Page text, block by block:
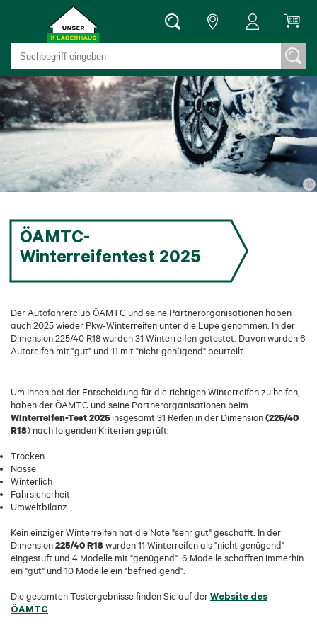
©
ÖAMTC-
Winterreifentest 2025
Der Autofahrerclub ÖAMTC und seine Partnerorganisationen haben
auch 2025 wieder Pkw-Winterreifen unter die Lupe genommen. In der
Dimension 225/40 R18 wurden 31 Winterreifen getestet. Davon wurden 6
Autoreifen mit "gut" und 11 mit "nicht genügend" beurteilt.
Um Ihnen bei der Entscheidung für die richtigen Winterreifen zu helfen,
haben der ÖAMTC und seine Partnerorganisationen beim
Winterreifen-Test 2025 insgesamt 31 Reifen in der Dimension(225/40
R18) nach folgenden Kriterien geprüft:
Trocken
Nässe
Winterlich
Fahrsicherheit
Umweltbilanz
Kein einziger Winterreifen hat die Note "sehr gut" geschafft. In der
Dimension225/40 R18wurden 11 Winterreifen als "nicht genügend"
eingestuft und 4 Modelle mit "genügend". 6 Modelle schafften immerhin
ein "gut" und 10 Modelle ein "befriedigend".
Die gesamten Testergebnisse finden Sie auf derWebsite des
ÖAMTC.